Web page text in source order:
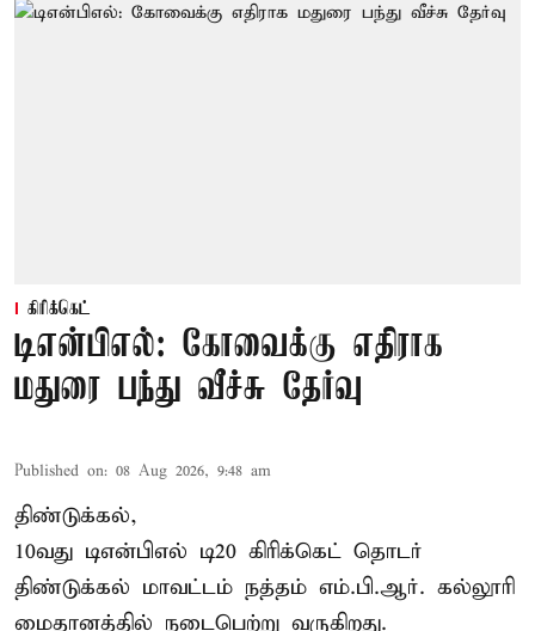
கிரிக்கெட்
டிஎன்பிஎல்: கோவைக்கு எதிராக
மதுரை பந்து வீச்சு தேர்வு
Published on: 08 Aug 2026, 9:48 am
திண்டுக்கல்,
10வது டிஎன்பிஎல் டி20 கிரிக்கெட் தொடர்
திண்டுக்கல் மாவட்டம் நத்தம் எம்.பி.ஆர். கல்லூரி
மைதானத்தில் நடைபெற்று வருகிறது.